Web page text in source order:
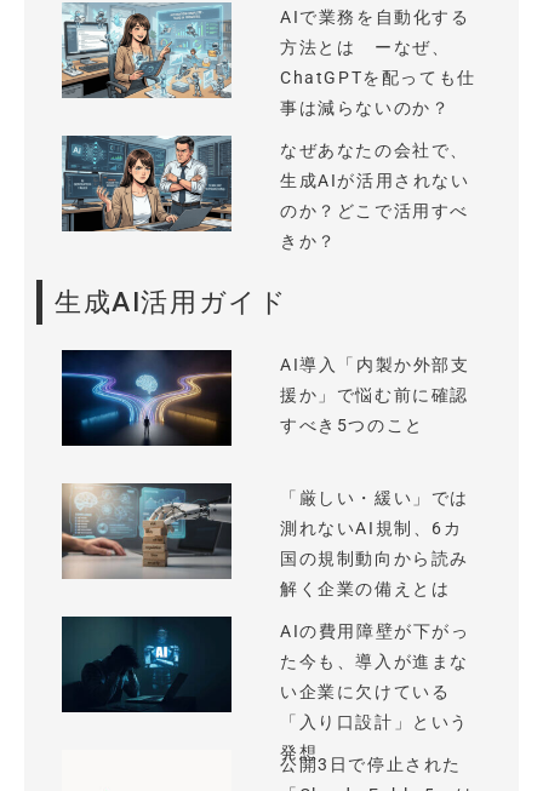
AIで業務を自動化する
方法とは ーなぜ、
ChatGPTを配っても仕
事は減らないのか？
なぜあなたの会社で、
生成AIが活用されない
のか？どこで活用すべ
きか？
生成AI活用ガイド
AI導入「内製か外部支
援か」で悩む前に確認
すべき5つのこと
「厳しい・緩い」では
測れないAI規制、6カ
国の規制動向から読み
解く企業の備えとは
AIの費用障壁が下がっ
た今も、導入が進まな
い企業に欠けている
「入り口設計」という
発想
公開3日で停止された